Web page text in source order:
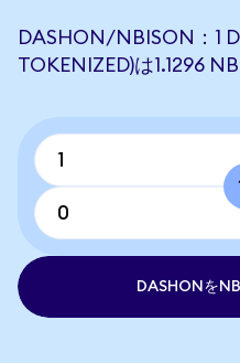
DASHON/NBISON：1
TOKENIZED)は1.1296
DASHONを